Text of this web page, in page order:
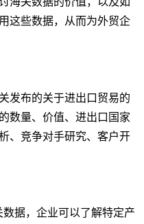
这些数据，从而为外贸企
发布的关于进出口贸易的
数量、价值、进出口国家
、竞争对手研究、客户开
据，企业可以了解特定产